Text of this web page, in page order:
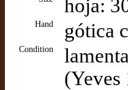
hoja:
Hand gótica
Condition
(Yeves